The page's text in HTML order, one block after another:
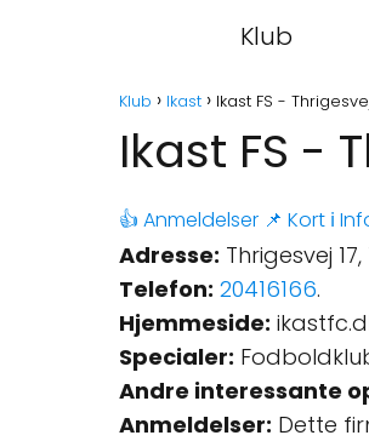
Klub
Klub Ikast Ikast FS -
Ikast FS -
👍 Anmeldelser 📌 Kort ℹ️
Adresse: Thrigesvej
Telefon: 20416166.
Hjemmeside:
Specialer:
Andre interessante
Anmeldelser: Dette